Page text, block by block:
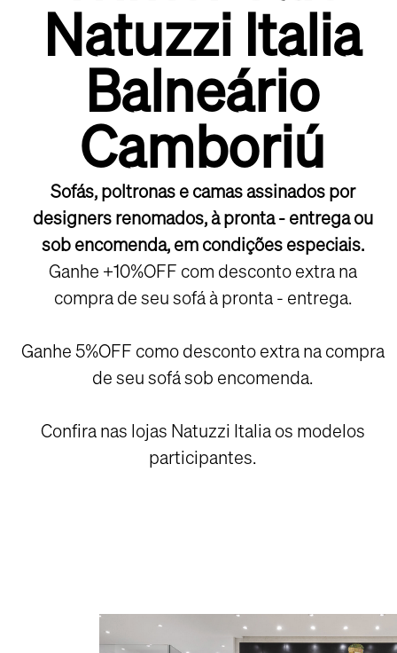
Natuzzi Italia
Balneário
Camboriú
Sofás, poltronas e camas assinados por
designers renomados, à pronta - entrega ou
sob encomenda, em condições especiais.
Ganhe +10%OFF com desconto extra na
compra de seu sofá à pronta - entrega.
Ganhe 5%OFF como desconto extra na compra
de seu sofá sob encomenda.
Confira nas lojas Natuzzi Italia os modelos
participantes.